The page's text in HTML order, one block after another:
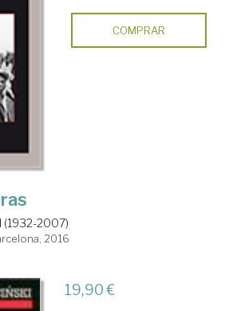
COMPRAR
(1932-2007)
2016
19,90 €